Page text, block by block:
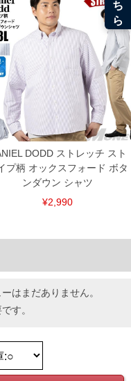
DODD ストレッチ スト
プ柄 オックスフォード ボタ
ンダウン シャツ
¥2,990
はまだありません。
す。